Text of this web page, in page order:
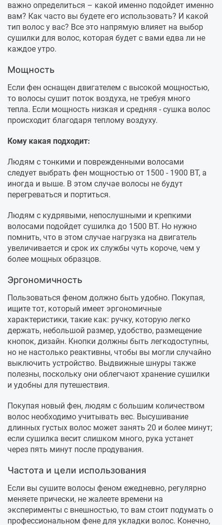
важно определиться – какой именно подойдет именно
вам? Как часто вы будете его использовать? И какой
тип волос у вас? Все это напрямую влияет на выбор
сушилки для волос, которая будет с вами едва ли не
каждое утро.
Мощность
Если фен оснащен двигателем с высокой мощностью,
то волосы сушит поток воздуха, не требуя много
тепла. Если мощность низкая и средняя - сушка волос
происходит благодаря теплому воздуху.
Кому какая подходит:
Людям с тонкими и поврежденными волосами
следует выбрать фен мощностью от 1500 - 1900 ВТ, а
иногда и выше. В этом случае волосы не будут
перегреваться и портиться.
Людям с кудрявыми, непослушными и крепкими
волосами подойдет сушилка до 1500 ВТ. Но нужно
помнить, что в этом случае нагрузка на двигатель
увеличивается и срок их службы чуть короче, чем у
более мощных образцов.
Эргономичность
Пользоваться феном должно быть удобно. Покупая,
ищите тот, который имеет эргономичные
характеристики, такие как: ручку, которую легко
держать, небольшой размер, удобство, размещение
кнопок, дизайн. Кнопки должны быть легкодоступны,
но не настолько реактивны, чтобы вы могли случайно
выключить устройство. Выдвижные шнуры также
полезны, поскольку они облегчают хранение сушилки
и удобны для путешествия.
Покупая новый фен, людям с большим количеством
волос необходимо учитывать вес. Высушивание
длинных густых волос может занять 20 и более минут;
если сушилка весит слишком много, рука устанет
через пять минут после продувания.
Частота и цели использования
Если вы сушите волосы феном ежедневно, регулярно
меняете прически, не жалеете времени на
эксперименты с внешностью, то вам стоит подумать о
профессиональном фене для укладки волос. Конечно,